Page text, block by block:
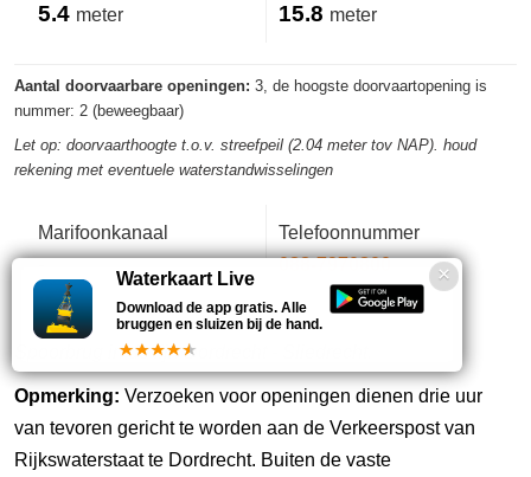
5.4 meter 15.8 meter
Aantal doorvaarbare openingen: 3, de hoogste doorvaartopening is
nummer: 2 (beweegbaar)
Let op: doorvaarthoogte t.o.v. streefpeil (2.04 meter tov NAP). houd
rekening met eventuele waterstandwisselingen
Marifoonkanaal
-
Telefoonnummer
088-7970800
Spoorbrug in de lijn Dordrecht - Sliedrecht.
Opmerking: Verzoeken voor openingen dienen drie uur
van tevoren gericht te worden aan de Verkeerspost van
Rijkswaterstaat te Dordrecht. Buiten de vaste
Waterkaart Live
Download de app gratis. Alle
bruggen en sluizen bij de hand.